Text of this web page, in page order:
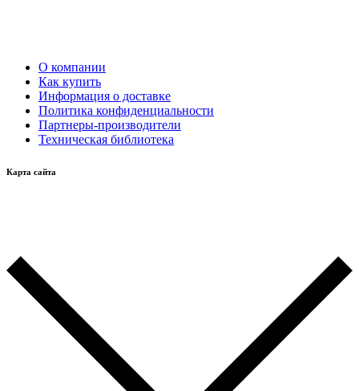
О компании
Как купить
Информация о доставке
Политика конфиденциальности
Партнеры-производители
Техническая библиотека
Карта сайта